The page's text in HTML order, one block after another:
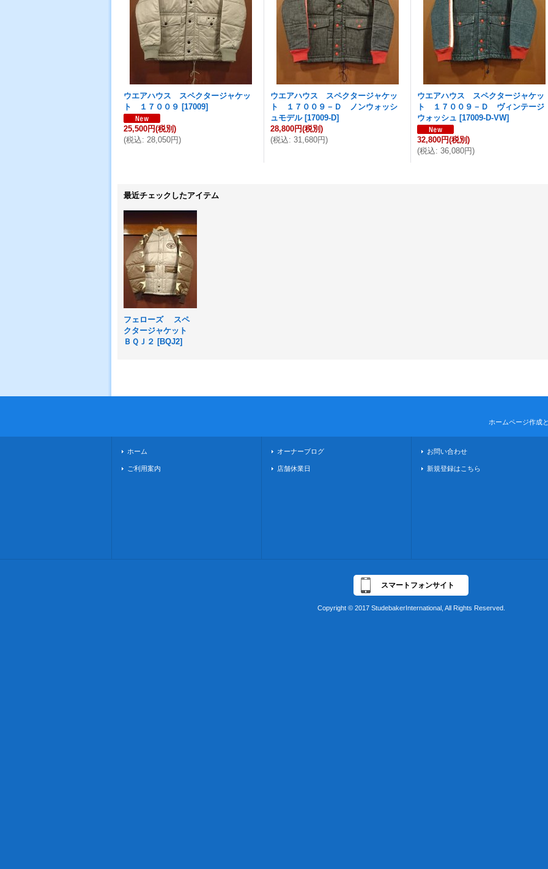
ウエアハウス スペクタージャケッ
ト １７００９ [17009]
25,500円(税別)
(税込: 28,050円)
ウエアハウス スペクタージャケッ
ト １７００９－Ｄ ノンウォッシ
ュモデル [17009-D]
28,800円(税別)
(税込: 31,680円)
ウエアハウス スペクタージャケッ
ト １７００９－Ｄ ヴィンテージ
ウォッシュ [17009-D-VW]
32,800円(税別)
(税込: 36,080円)
最近チェックしたアイテム
フェローズ スペ
クタージャケット
ＢＱＪ２ [BQJ2]
ホームページ作成
ホーム
ご利用案内
オーナーブログ
店舗休業日
お問い合わせ
新規登録はこちら
スマートフォンサイト
Copyright © 2017 StudebakerInternational, All Rights Reserved.